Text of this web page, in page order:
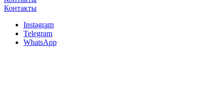
Контакты
Instagram
Telegram
WhatsApp